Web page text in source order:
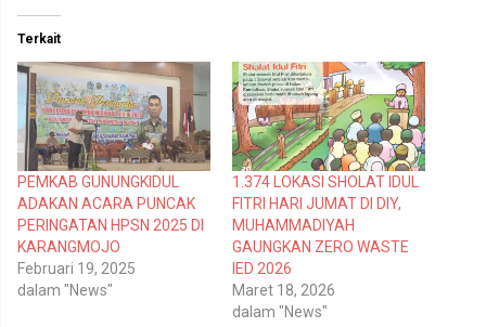
n
t
u
k
b
e
r
b
a
g
i
p
a
d
a
T
w
i
t
t
e
k
m
e
m
b
a
g
i
k
a
n
d
i
F
a
c
e
Terkait
PEMKAB GUNUNGKIDUL
ADAKAN ACARA PUNCAK
PERINGATAN HPSN 2025 DI
KARANGMOJO
Februari 19, 2025
dalam "News"
1.374 LOKASI SHOLAT IDUL
FITRI HARI JUMAT DI DIY,
MUHAMMADIYAH
GAUNGKAN ZERO WASTE
IED 2026
Maret 18, 2026
dalam "News"